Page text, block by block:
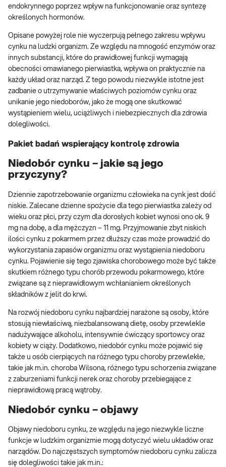
endokrynnego poprzez wpływ na funkcjonowanie oraz syntezę
określonych hormonów.
Opisane powyżej role nie wyczerpują pełnego zakresu wpływu
cynku na ludzki organizm. Ze względu na mnogość enzymów oraz
innych substancji, które do prawidłowej funkcji wymagają
obecności omawianego pierwiastka, wpływa on praktycznie na
każdy układ oraz narząd. Z tego powodu niezwykle istotne jest
zadbanie o utrzymywanie właściwych poziomów cynku oraz
unikanie jego niedoborów, jako że mogą one skutkować
wystąpieniem wielu, uciążliwych i niebezpiecznych dla zdrowia
dolegliwości.
Pakiet badań wspierający kontrolę zdrowia
Niedobór cynku – jakie są jego
przyczyny?
Dziennie zapotrzebowanie organizmu człowieka na cynk jest dość
niskie. Zalecane dzienne spożycie dla tego pierwiastka zależy od
wieku oraz płci, przy czym dla dorosłych kobiet wynosi ono ok. 9
mg na dobę, a dla mężczyzn – 11 mg. Przyjmowanie zbyt niskich
ilości cynku z pokarmem przez dłuższy czas może prowadzić do
wykorzystania zapasów organizmu oraz wystąpienia niedoboru
cynku. Pojawienie się tego zjawiska chorobowego może być także
skutkiem różnego typu chorób przewodu pokarmowego, które
związane są z nieprawidłowym wchłanianiem określonych
składników z jelit do krwi.
Na rozwój niedoboru cynku najbardziej narażone są osoby, które
stosują niewłaściwą, niezbalansowaną dietę, osoby przewlekle
nadużywające alkoholu, intensywnie ćwiczący sportowcy oraz
kobiety w ciąży. Dodatkowo, niedobór cynku może pojawić się
także u osób cierpiących na różnego typu choroby przewlekłe,
takie jak m.in. choroba Wilsona, różnego typu schorzenia związane
z zaburzeniami funkcji nerek oraz choroby przebiegające z
nieprawidłową pracą wątroby.
Niedobór cynku – objawy
Objawy niedoboru cynku, ze względu na jego niezwykle liczne
funkcje w ludzkim organizmie mogą dotyczyć wielu układów oraz
narządów. Do najczęstszych symptomów niedoboru cynku zalicza
się dolegliwości takie jak m.in.: